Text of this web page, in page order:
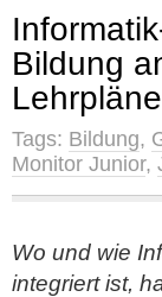
Bildung
Lehrpläne
Tags: Bildung,
Monitor Junior,
Wo und wie
integriert ist,